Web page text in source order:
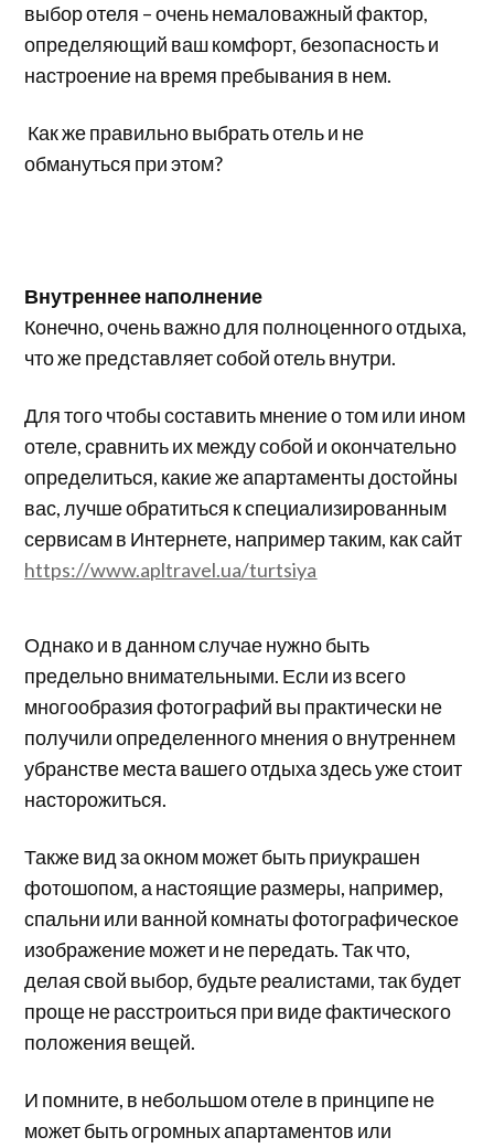
выбор отеля – очень немаловажный фактор,
определяющий ваш комфорт, безопасность и
настроение на время пребывания в нем.
Как же правильно выбрать отель и не
обмануться при этом?
Внутреннее наполнение
Конечно, очень важно для полноценного отдыха,
что же представляет собой отель внутри.
Для того чтобы составить мнение о том или ином
отеле, сравнить их между собой и окончательно
определиться, какие же апартаменты достойны
вас, лучше обратиться к специализированным
сервисам в Интернете, например таким, как сайт
https://www.apltravel.ua/turtsiya
Однако и в данном случае нужно быть
предельно внимательными. Если из всего
многообразия фотографий вы практически не
получили определенного мнения о внутреннем
убранстве места вашего отдыха здесь уже стоит
насторожиться.
Также вид за окном может быть приукрашен
фотошопом, а настоящие размеры, например,
спальни или ванной комнаты фотографическое
изображение может и не передать. Так что,
делая свой выбор, будьте реалистами, так будет
проще не расстроиться при виде фактического
положения вещей.
И помните, в небольшом отеле в принципе не
может быть огромных апартаментов или